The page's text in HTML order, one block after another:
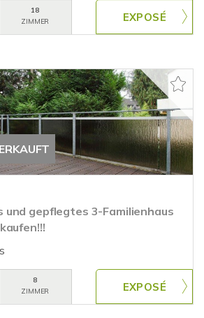
18
ZIMMER
gepflegtes 3-Familienhaus
8
ZIMMER